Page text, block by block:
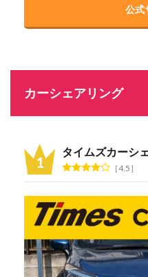
公式
カーシェアリング
タイムズカーシ
4.5